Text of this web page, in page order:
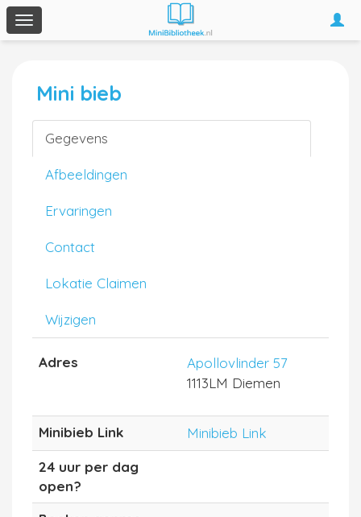
Toggle
navigation
Mini bieb
Gegevens
Afbeeldingen
Ervaringen
Contact
Lokatie Claimen
Wijzigen
Adres
Apollovlinder 57
1113LM Diemen
Minibieb Link
Minibieb Link
24 uur per dag
open?